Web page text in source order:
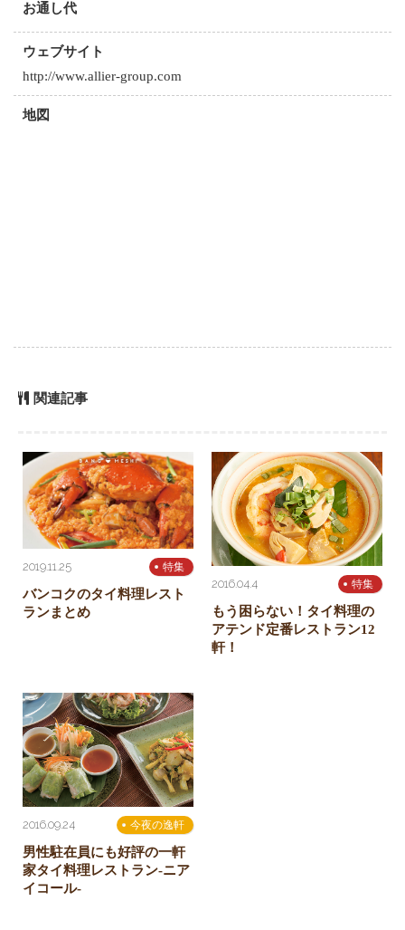
お通し代
ウェブサイト
http://www.allier-group.com
地図
関連記事
2019.11.25 特集
バンコクのタイ料理レスト
ランまとめ
2016.04.4 特集
もう困らない！タイ料理の
アテンド定番レストラン12
軒！
2016.09.24 今夜の逸軒
男性駐在員にも好評の一軒
家タイ料理レストラン-ニア
イコール-